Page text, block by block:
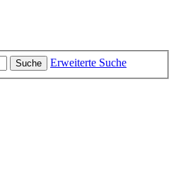
Suche
Erweiterte Suche